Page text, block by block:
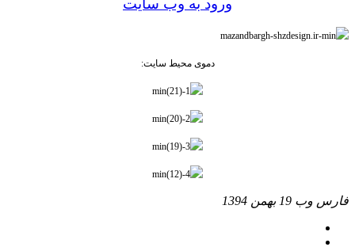
ورود به وب سایت
دموی محیط سایت:
فارس وب 19 بهمن 1394